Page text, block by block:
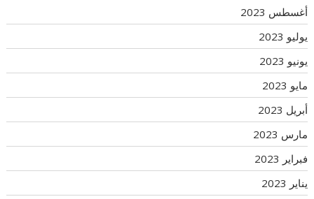
أغسطس 2023
يوليو 2023
يونيو 2023
مايو 2023
أبريل 2023
مارس 2023
فبراير 2023
يناير 2023